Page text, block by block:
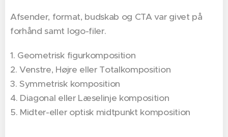
Afsender, format, budskab og CTA var givet på
forhånd samt logo-filer.
1. Geometrisk figurkomposition
2. Venstre, Højre eller Totalkomposition
3. Symmetrisk komposition
4. Diagonal eller Læselinje komposition
5. Midter-eller optisk midtpunkt komposition